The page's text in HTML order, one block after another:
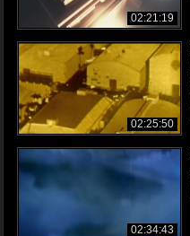
02:21:19
02:25:50
02:34:43